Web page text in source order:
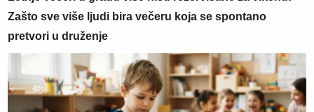
Zašto sve više ljudi bira večeru koja se spontano
pretvori u druženje